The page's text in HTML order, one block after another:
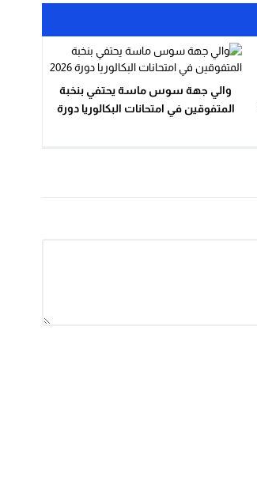
والي جهة سوس ماسة يحتفي بنخبة
المتفوقين في امتحانات البكالوريا دورة